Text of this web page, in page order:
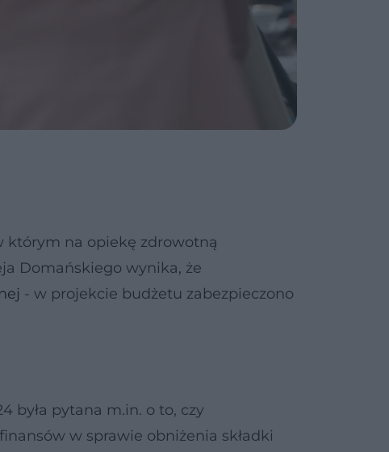
którym na opiekę zdrowotną
Domańskiego wynika, że
- w projekcie budżetu zabezpieczono
była pytana m.in. o to, czy
w sprawie obniżenia składki